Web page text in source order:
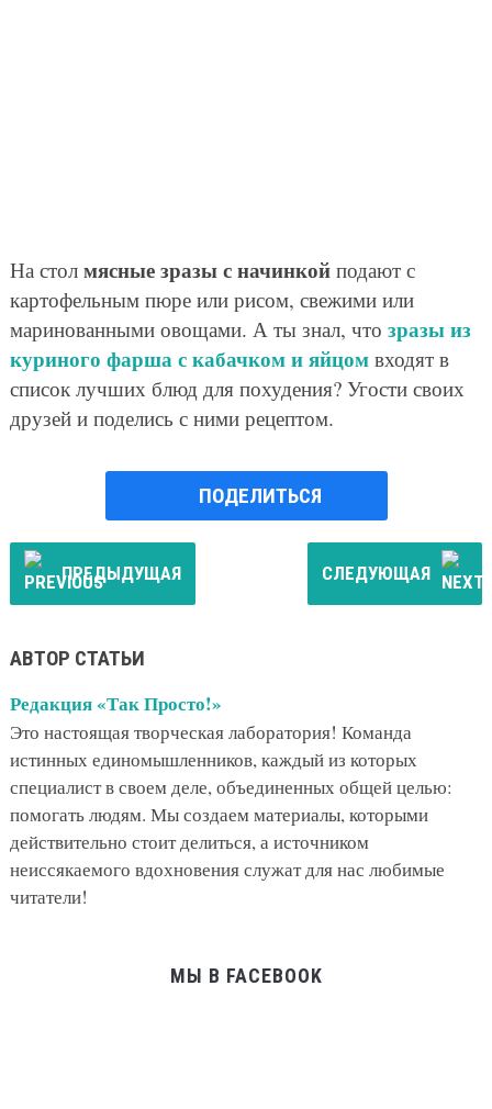
На стол мясные зразы с начинкойподают с
картофельным пюре или рисом, свежими или
маринованными овощами. А ты знал, что зразы из
куриного фарша с кабачком и яйцомвходят в
список лучших блюд для похудения? Угости своих
друзей и поделись с ними рецептом.
ПОДЕЛИТЬСЯ
ПРЕДЫДУЩАЯ СЛЕДУЮЩАЯ
АВТОР СТАТЬИ
Редакция «Так Просто!»
Это настоящая творческая лаборатория! Команда
истинных единомышленников, каждый из которых
специалист в своем деле, объединенных общей целью:
помогать людям. Мы создаем материалы, которыми
действительно стоит делиться, а источником
неиссякаемого вдохновения служат для нас любимые
читатели!
МЫ В FACEBOOK